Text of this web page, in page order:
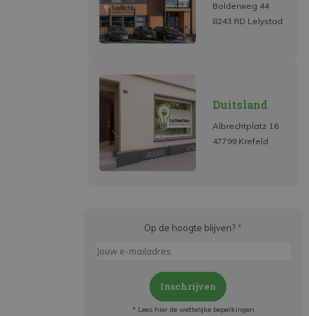
Bolderweg 44
8243 RD Lelystad
Duitsland
Albrechtplatz 16
47799 Krefeld
Op de hoogte blijven? *
Inschrijven
* Lees hier de wettelijke beperkingen